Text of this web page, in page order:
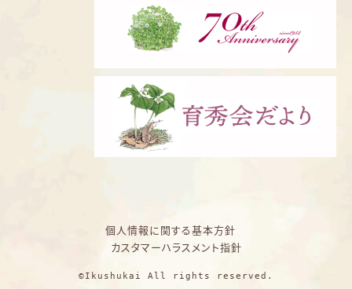
個人情報に関する基本方針
カスタマーハラスメント指針
©Ikushukai All rights reserved.